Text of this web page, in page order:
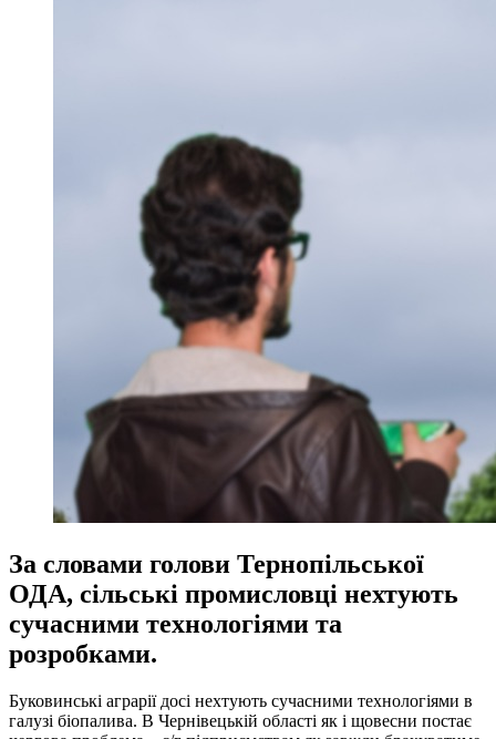
За словами голови Тернопільської
ОДА, сільські промисловці нехтують
сучасними технологіями та
розробками.
Буковинські аграрії досі нехтують сучасними технологіями в
галузі біопалива. В Чернівецькій області як і щовесни постає